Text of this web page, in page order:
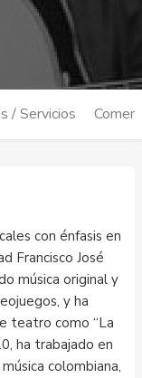
/ Servicios
con énfasis en
Francisco José
música original y
y ha
teatro como “La
ha trabajado en
colombiana,